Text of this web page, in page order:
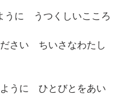
うに　うつくしいこころ
さい　ちいさなわたし
うに　ひとびとをあい